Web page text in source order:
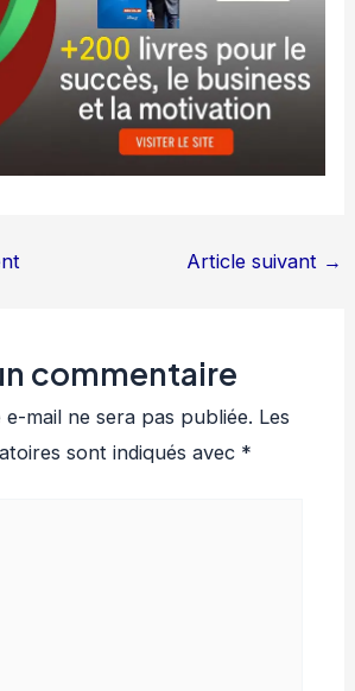
Article suivant →
commentaire
e-mail ne sera pas publiée. Les
sont indiqués avec *